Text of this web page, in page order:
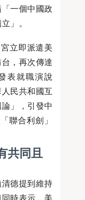
一個中國政
」。
立即派遣美
，再次傳達
表就職演說
民共和國互
」，引發中
聯合利劍」
共同且
德提到維持